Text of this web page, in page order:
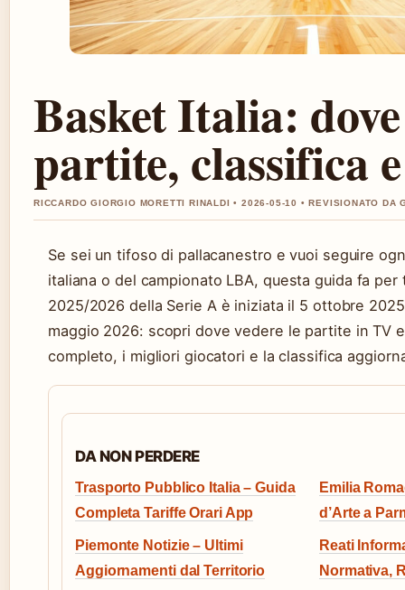
Basket Italia:
partite, classifica
RICCARDO GIORGIO MORETTI RINALDI • 2026-05-10 • REVISIONATO DA
Se sei un tifoso di pallacanestro e vuoi seguire
italiana o del campionato LBA, questa guida fa per
2025/2026 della Serie A è iniziata il 5 ottobre
maggio 2026: scopri dove vedere le partite in TV
completo, i migliori giocatori e la classifica
DA NON PERDERE
Trasporto Pubblico Italia – Guida
Completa Tariffe Orari App
Emilia
d’Arte a
Piemonte Notizie – Ultimi
Aggiornamenti dal Territorio
Reati
Normativa,